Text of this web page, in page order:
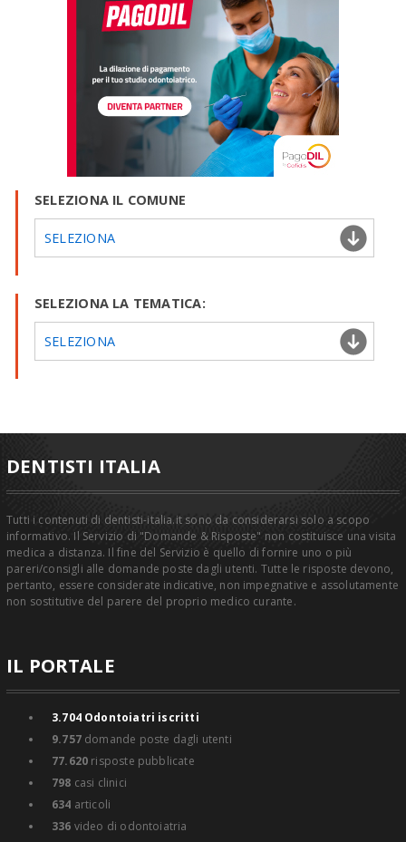
SELEZIONA IL COMUNE
SELEZIONA
SELEZIONA LA TEMATICA:
SELEZIONA
DENTISTI ITALIA
Tutti i contenuti di dentisti-italia.it sono da considerarsi solo a scopo
informativo. Il Servizio di "Domande & Risposte" non costituisce una visita
medica a distanza. Il fine del Servizio è quello di fornire uno o più
pareri/consigli alle domande poste dagli utenti. Tutte le risposte devono,
pertanto, essere considerate indicative, non impegnative e assolutamente
non sostitutive del parere del proprio medico curante.
IL PORTALE
3.704Odontoiatri iscritti
9.757domande poste dagli utenti
77.620 risposte pubblicate
798 casi clinici
634 articoli
336 video di odontoiatria